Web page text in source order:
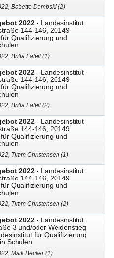
Babette Dembski (2)
2022 - Landesinstitut
144-146, 20149
Qualifizierung und
Britta Lateit (1)
2022 - Landesinstitut
144-146, 20149
Qualifizierung und
Britta Lateit (2)
2022 - Landesinstitut
144-146, 20149
Qualifizierung und
Timm Christensen (1)
2022 - Landesinstitut
144-146, 20149
Qualifizierung und
Timm Christensen (2)
2022 - Landesinstitut
3 und/oder Weidenstieg
für Qualifizierung
Schulen
Maik Becker (1)